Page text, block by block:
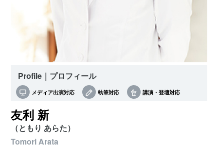
Profile｜プロフィール
メディア出演対応 執筆対応 講演・登壇対応
友利 新
（ともり あらた）
Tomori Arata